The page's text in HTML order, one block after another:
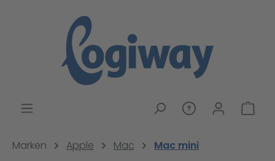
Marken Apple Mac Mac mini